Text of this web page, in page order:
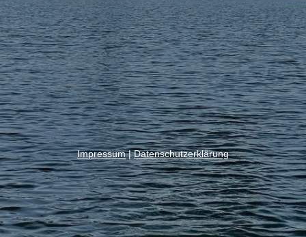
Impressum|Datenschutzerklärung